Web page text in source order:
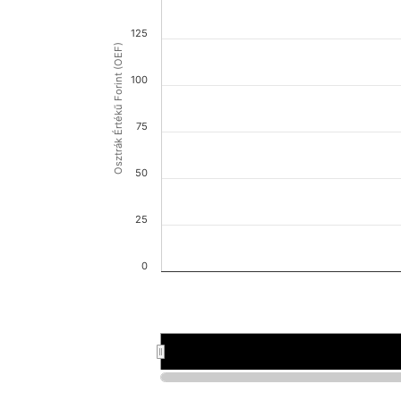
Osztrák Értékű Forint (OEF)
0
25
50
75
100
125